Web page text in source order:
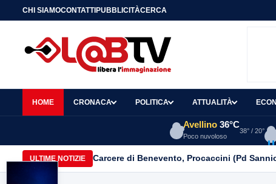
CHI SIAMOCONTATTIPUBBLICITÀCERCA
HOME CRONACA POLITICA ATTUALITÀ
Avellino 36°C
Poco nuvoloso
38° / 20°
ULTIME NOTIZIE Carcere di Benevento, Procaccini (Pd